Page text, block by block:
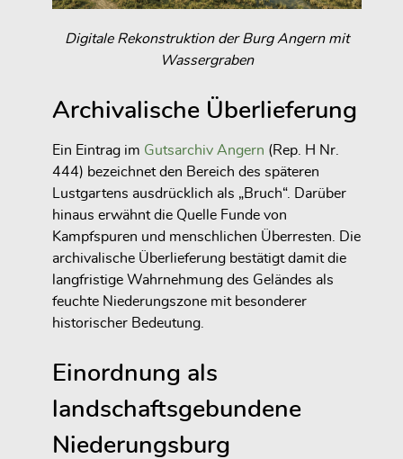
Digitale Rekonstruktion der Burg Angern mit
Wassergraben
Archivalische Überlieferung
Ein Eintrag im Gutsarchiv Angern (Rep. H Nr.
444) bezeichnet den Bereich des späteren
Lustgartens ausdrücklich als „Bruch“. Darüber
hinaus erwähnt die Quelle Funde von
Kampfspuren und menschlichen Überresten. Die
archivalische Überlieferung bestätigt damit die
langfristige Wahrnehmung des Geländes als
feuchte Niederungszone mit besonderer
historischer Bedeutung.
Einordnung als
landschaftsgebundene
Niederungsburg